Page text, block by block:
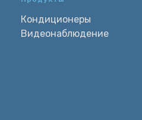
Кондиционеры
Видеонаблюдение